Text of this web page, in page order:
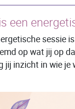
een
sessie
op wat jij op
jij inzicht in wie je